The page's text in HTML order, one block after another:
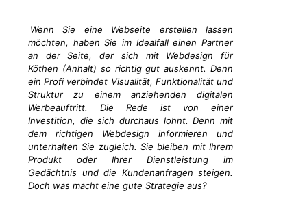
Wenn Sie eine Webseite erstellen lassen
möchten, haben Sie im Idealfall einen Partner
an der Seite, der sich mit Webdesign für
Köthen (Anhalt) so richtig gut auskennt. Denn
ein Profi verbindet Visualität, Funktionalität und
Struktur zu einem anziehenden digitalen
Werbeauftritt. Die Rede ist von einer
Investition, die sich durchaus lohnt. Denn mit
dem richtigen Webdesign informieren und
unterhalten Sie zugleich. Sie bleiben mit Ihrem
Produkt oder Ihrer Dienstleistung im
Gedächtnis und die Kundenanfragen steigen.
Doch was macht eine gute Strategie aus?